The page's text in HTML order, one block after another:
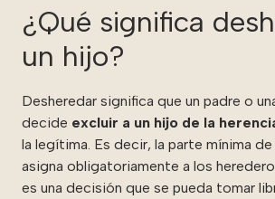
¿Qué significa
un hijo?
Desheredar significa que un padre o
decide excluir a un hijo de la
la legítima. Es decir, la parte mínima
asigna obligatoriamente a los
es una decisión que se pueda tomar